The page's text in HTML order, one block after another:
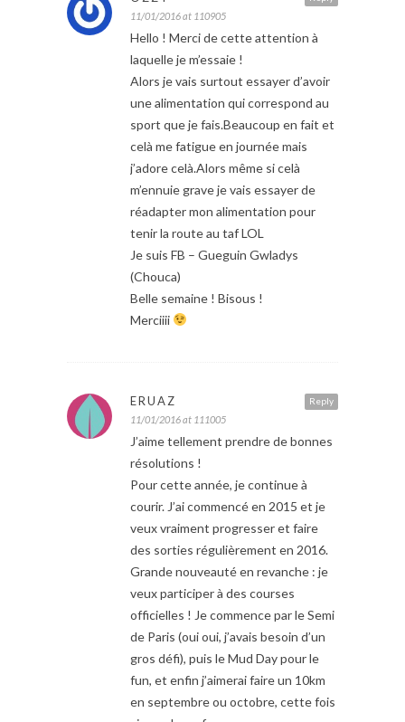
11/01/2016 at 110905
Hello ! Merci de cette attention à
laquelle je m’essaie !
Alors je vais surtout essayer d’avoir
une alimentation qui correspond au
sport que je fais.Beaucoup en fait et
celà me fatigue en journée mais
j’adore celà.Alors même si celà
m’ennuie grave je vais essayer de
réadapter mon alimentation pour
tenir la route au taf LOL
Je suis FB – Gueguin Gwladys
(Chouca)
Belle semaine ! Bisous !
Merciiii
Reply
ERUAZ
11/01/2016 at 111005
J’aime tellement prendre de bonnes
résolutions !
Pour cette année, je continue à
courir. J’ai commencé en 2015 et je
veux vraiment progresser et faire
des sorties régulièrement en 2016.
Grande nouveauté en revanche : je
veux participer à des courses
officielles ! Je commence par le Semi
de Paris (oui oui, j’avais besoin d’un
gros défi), puis le Mud Day pour le
fun, et enfin j’aimerai faire un 10km
en septembre ou octobre, cette fois